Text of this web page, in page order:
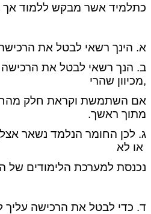
כתלמיד אשר מבקש ללמוד אך
א. הינך רשאי לבטל את
ב. הנך
,מכיוון שהרי
אם השתמשת וקראת חלק
מתוך ראשך.
ג. לכן החומר הנלמד נשאר
או לא
נכנסת למערכת הלימודים של
ד. כדי לבטל את הרכישה עליך